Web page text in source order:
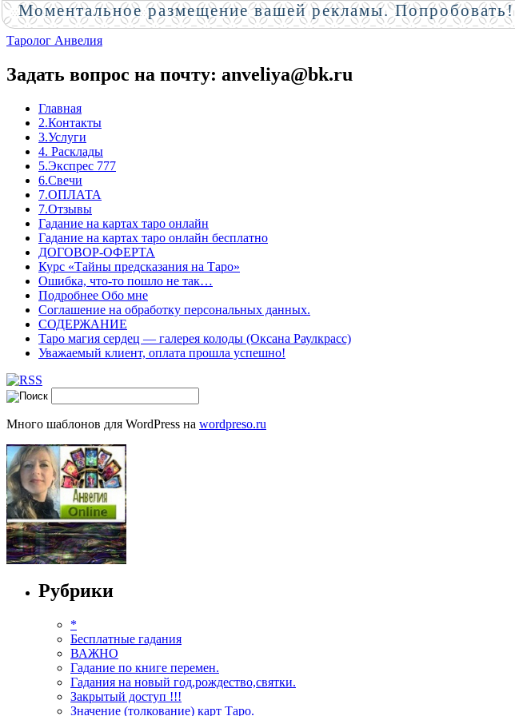
Таролог Анвелия
Задать вопрос на почту: anveliya@bk.ru
Главная
2.Контакты
3.Услуги
4. Расклады
5.Экспрес 777
6.Свечи
7.ОПЛАТА
7.Отзывы
Гадание на картах таро онлайн
Гадание на картах таро онлайн бесплатно
ДОГОВОР-ОФЕРТА
Курс «Тайны предсказания на Таро»
Ошибка, что-то пошло не так…
Подробнее Обо мне
Соглашение на обработку персональных данных.
СОДЕРЖАНИЕ
Таро магия сердец — галерея колоды (Оксана Раулкрасс)
Уважаемый клиент, оплата прошла успешно!
Много шаблонов для WordPress на wordpreso.ru
Рубрики
*
Бесплатные гадания
ВАЖНО
Гадание по книге перемен.
Гадания на новый год,рождество,святки.
Закрытый доступ !!!
Значение (толкование) карт Таро.
Моментальное размещение вашей рекламы. Попробовать!